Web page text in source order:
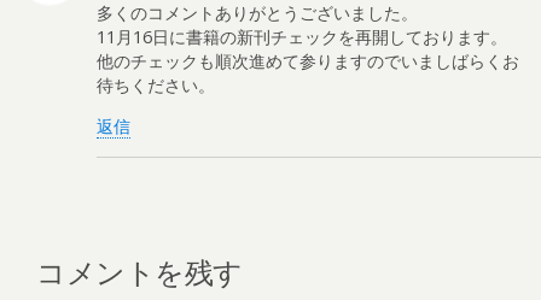
多くのコメントありがとうございました。
11月16日に書籍の新刊チェックを再開しております。
他のチェックも順次進めて参りますのでいましばらくお
待ちください。
返信
コメントを残す